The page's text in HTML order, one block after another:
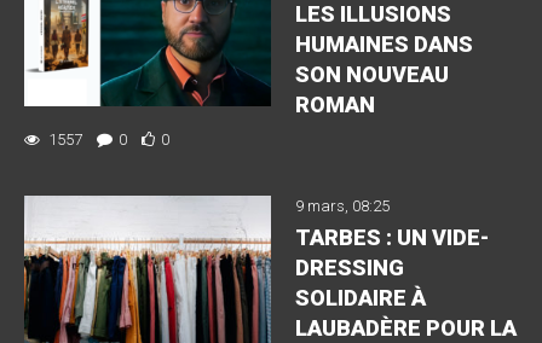
LES ILLUSIONS
HUMAINES DANS
SON NOUVEAU
ROMAN
1557 0 0
9 mars, 08:25
TARBES : UN VIDE-
DRESSING
SOLIDAIRE À
LAUBADÈRE POUR LA